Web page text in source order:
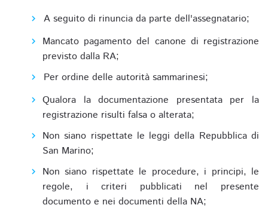
A seguito di rinuncia da parte dell'assegnatario;
Mancato pagamento del canone di registrazione
previsto dalla RA;
Per ordine delle autorità sammarinesi;
Qualora la documentazione presentata per la
registrazione risulti falsa o alterata;
Non siano rispettate le leggi della Repubblica di
San Marino;
Non siano rispettate le procedure, i principi, le
regole, i criteri pubblicati nel presente
documento e nei documenti della NA;